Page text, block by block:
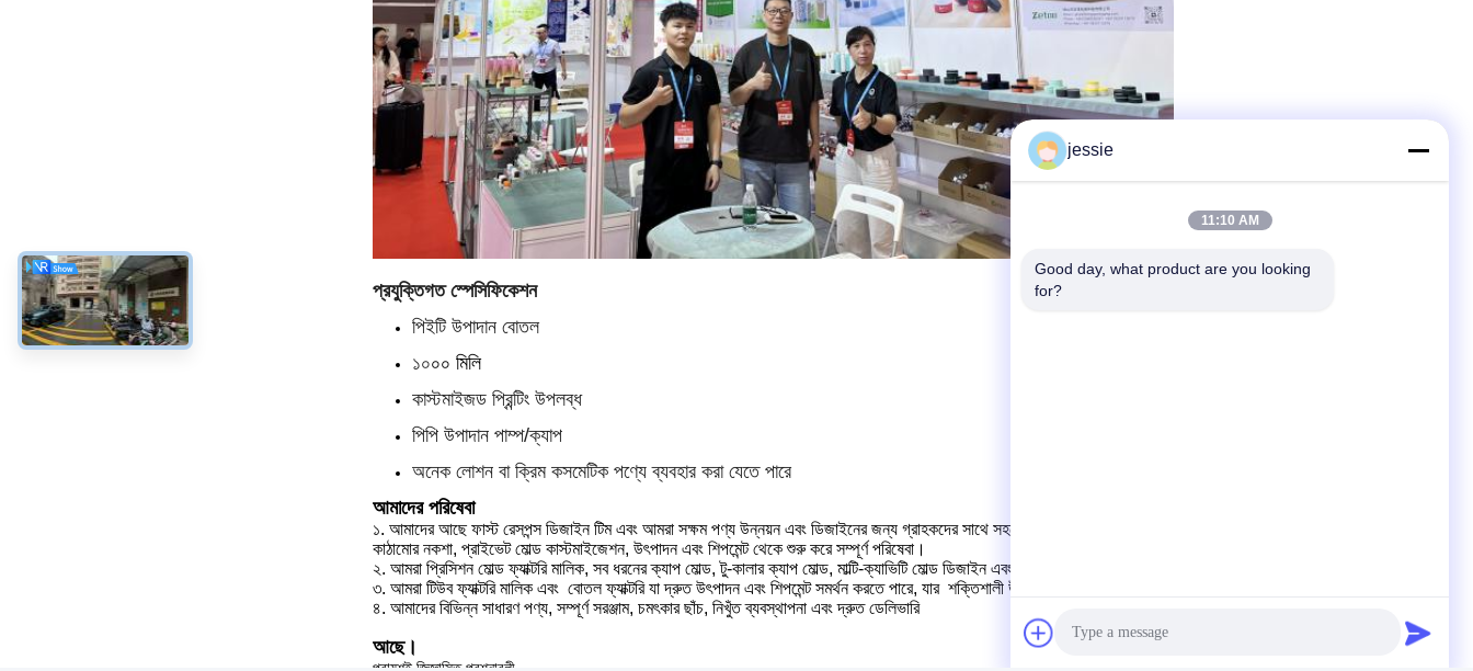
প্রযুক্তিগত স্পেসিফিকেশন
পিইটি উপাদান বোতল
১০০০ মিলি
কাস্টমাইজড প্রিন্টিং উপলব্ধ
পিপি উপাদান পাম্প/ক্যাপ
অনেক লোশন বা ক্রিম কসমেটিক পণ্যে ব্যবহার করা যেতে পারে
আমাদের পরিষেবা
১. আমাদের আছে ফাস্ট রেসপন্স ডিজাইন টিমএবং আমরা সক্ষম পণ্য উন্নয়ন এবং ডিজাইনের জন্য গ্রাহকদের সাথে সহযোগিতা করতে, প্রোভাইড
কাঠামোর নকশা, প্রাইভেট মোল্ড কাস্টমাইজেশন, উৎপাদন এবং শিপমেন্ট থেকে শুরু করে সম্পূর্ণ পরিষেবা।
২. আমরা প্রিসিশন মোল্ড ফ্যাক্টরি মালিক, সব ধরনেরক্যাপ মোল্ড, টু-কালারক্যাপ মোল্ড, মাল্টি-ক্যাভিটি মোল্ড ডিজাইন এবং উৎপাদনে পারদর্শী।
৩. আমরা টিউব ফ্যাক্টরি মালিক এবং বোতল ফ্যাক্টরি যা দ্রুত উৎপাদনএবং শিপমেন্ট সমর্থন করতে পারে, যার শক্তিশালী উৎপাদন ক্ষমতা
৪. আমাদের বিভিন্ন সাধারণ পণ্য, সম্পূর্ণ সরঞ্জাম, চমৎকার ছাঁচ, নিখুঁত ব্যবস্থাপনা এবংদ্রুত ডেলিভারি
আছে।
jessie
11:10 AM
Good day, what product are you looking
for?